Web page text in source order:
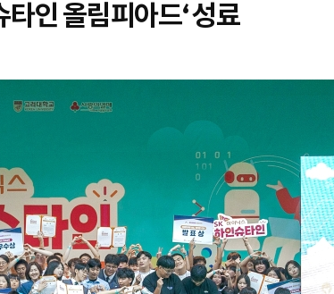
인 올림피아드‘ 성료